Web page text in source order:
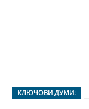
КЛЮЧОВИ ДУМИ: